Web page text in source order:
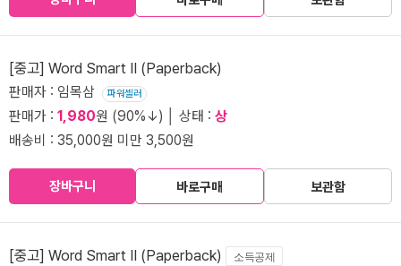
[중고] Word Smart II (Paperback)
판매자 : 임목삼 파워셀러
판매가 : 1,980원 (90%↓) │ 상태 : 상
배송비 : 35,000원 미만 3,500원
장바구니 바로구매 보관함
[중고] Word Smart II (Paperback) 소득공제